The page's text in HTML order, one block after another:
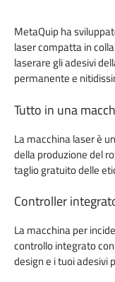
MetaQuip ha
laser compatta in
laserare gli adesivi
permanente e
Tutto in una
La macchina laser è
della produzione del
taglio gratuito delle
Controller
La macchina per
controllo integrato
design e i tuoi adesivi